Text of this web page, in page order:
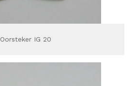
Oorsteker IG 20